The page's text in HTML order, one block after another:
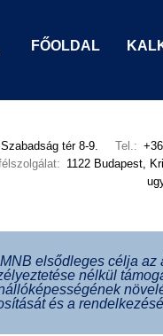
Elsődleges
FŐOLDAL
tér 8-9. Tel.:
1122 Budapest,
elsődleges célja az
nélkül
és a